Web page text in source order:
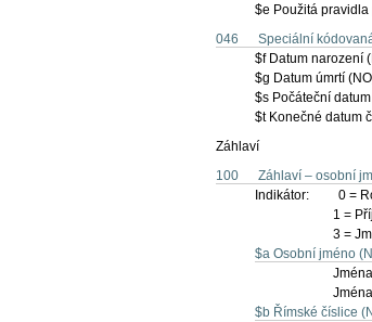
$e Použitá pravidla
046 Speciální
$f Datum narození
$g Datum úmrtí
$s Počáteční datum
$t Konečné datum
Záhlaví
100 Záhlaví – osobní
Indikátor: 0 =
1 =
3 = Jméno
$a Osobní jméno
Jména
Jména rodů
$b Římské číslice